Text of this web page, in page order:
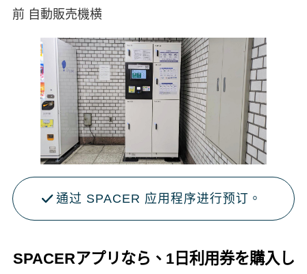
前 自動販売機横
通过 SPACER 应用程序进行预订。
SPACERアプリなら、1日利用券を購入し